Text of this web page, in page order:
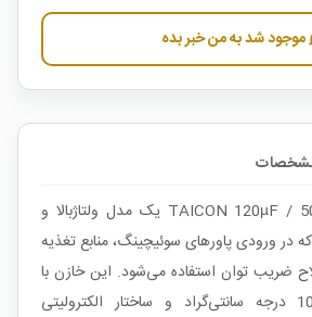
موجود شد به من خبر بده
خازن الکترولیتی TAICON 120µF / 500V یک مدل ولتاژ‌بالا و
در ورودی پاورهای سوئیچینگ، منابع تغذیه
ضریب توان استفاده می‌شود. این خازن با
تحمل حرارتی تا 105 درجه سانتی‌گراد و ساختار الکترولیتی